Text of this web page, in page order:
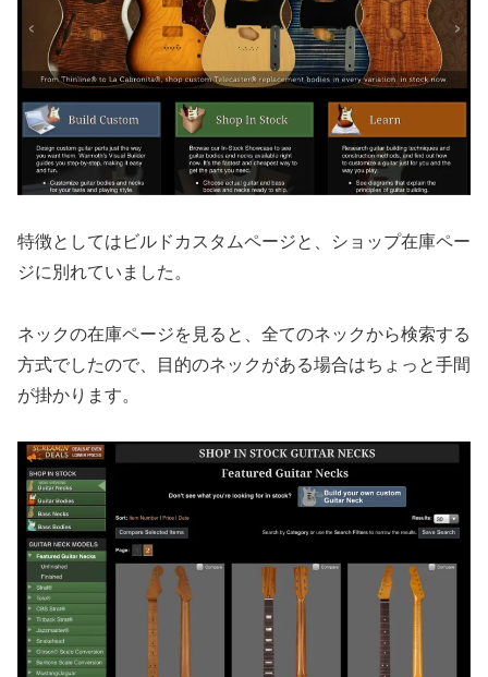
特徴としてはビルドカスタムページと、ショップ在庫ペー
ジに別れていました。
ネックの在庫ページを見ると、全てのネックから検索する
方式でしたので、目的のネックがある場合はちょっと手間
が掛かります。